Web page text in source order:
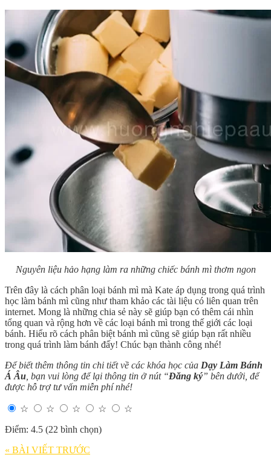
Nguyên liệu hảo hạng làm ra những chiếc bánh mì thơm ngon
Trên đây là cách phân loại bánh mì mà Kate áp dụng trong quá trình
học làm bánh mì cũng như tham khảo các tài liệu có liên quan trên
internet. Mong là những chia sẻ này sẽ giúp bạn có thêm cái nhìn
tổng quan và rộng hơn về các loại bánh mì trong thế giới các loại
bánh. Hiểu rõ cách phân biệt bánh mì cũng sẽ giúp bạn rất nhiều
trong quá trình làm bánh đấy! Chúc bạn thành công nhé!
Để biết thêm thông tin chi tiết về các khóa học của Dạy Làm Bánh
Á Âu , bạn vui lòng để lại thông tin ở nút “Đăng ký” bên dưới, để
được hỗ trợ tư vấn miễn phí nhé!
☆ ☆ ☆ ☆
☆
Điểm: 4.5 (22 bình chọn)
« BÀI VIẾT TRƯỚC